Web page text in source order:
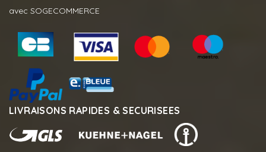
avec SOGECOMMERCE
LIVRAISONS RAPIDES & SECURISEES